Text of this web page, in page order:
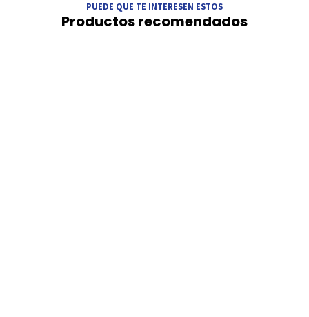
PUEDE QUE TE INTERESEN ESTOS
Productos recomendados